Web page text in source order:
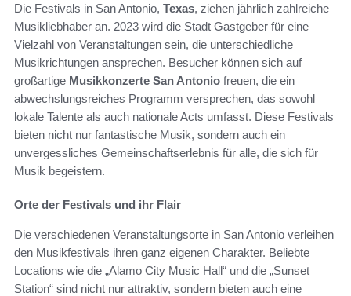
Die Festivals in San Antonio, Texas, ziehen jährlich zahlreiche
Musikliebhaber an. 2023 wird die Stadt Gastgeber für eine
Vielzahl von Veranstaltungen sein, die unterschiedliche
Musikrichtungen ansprechen. Besucher können sich auf
großartige Musikkonzerte San Antonio freuen, die ein
abwechslungsreiches Programm versprechen, das sowohl
lokale Talente als auch nationale Acts umfasst. Diese Festivals
bieten nicht nur fantastische Musik, sondern auch ein
unvergessliches Gemeinschaftserlebnis für alle, die sich für
Musik begeistern.
Orte der Festivals und ihr Flair
Die verschiedenen Veranstaltungsorte in San Antonio verleihen
den Musikfestivals ihren ganz eigenen Charakter. Beliebte
Locations wie die „Alamo City Music Hall“ und die „Sunset
Station“ sind nicht nur attraktiv, sondern bieten auch eine